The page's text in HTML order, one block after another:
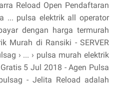
Reload Open Pendaftaran
... pulsa elektrik all operator
dengan harga termurah
Murah di Ransiki - SERVER
› ... › pulsa murah elektrik
5 Jul 2018 - Agen Pulsa
- Jelita Reload adalah